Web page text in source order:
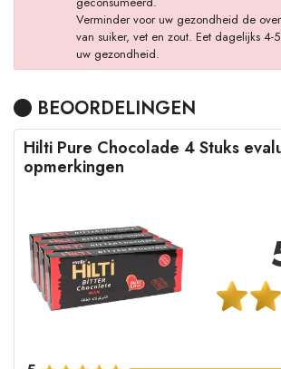
Verminder voor uw gezondheid de
van suiker, vet en zout. Eet dagelijks 4-
uw gezondheid.
BEOORDELINGEN
Hilti Pure Chocolade 4 Stuks
opmerkingen